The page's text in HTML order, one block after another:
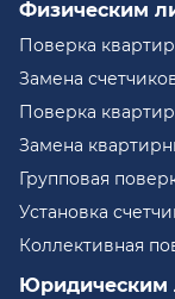
Физическим
Поверка
Замена
Поверка
Замена
Групповая
Установка
Коллективная
Юридическим